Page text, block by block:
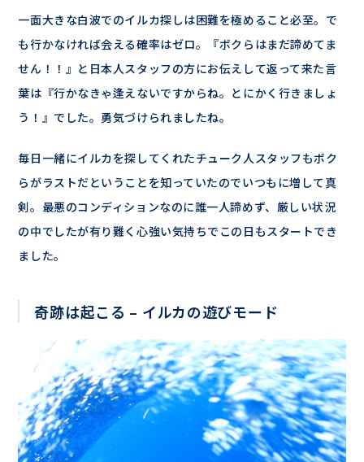
一面大きな白波でのイルカ探しは困難を極めること必至。で
も行かなければ会える確率はゼロ。『ボクらはまだ諦めてま
せん！！』と日本人スタッフの方にお伝えして返って来た言
葉は『行かなきゃ逢えないですからね。とにかく行きましょ
う！』でした。勇気づけられましたね。
毎日一緒にイルカを探してくれたチューク人スタッフもボク
らがラストだということを知っていたのでいつもに増して真
剣。最悪のコンディションなのに誰一人諦めず、厳しい状況
の中でしたが有り難く心強い気持ちでこの日もスタートでき
ました。
奇跡は起こる – イルカの遊びモード